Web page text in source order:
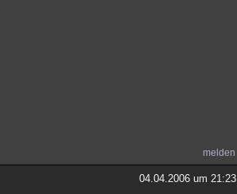
melden
04.04.2006 um 21:23